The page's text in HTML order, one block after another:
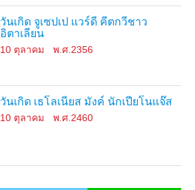
วันเกิด จูเซปเป แวร์ดี คีตกวีชาว
อิตาเลียน
10 ตุลาคม พ.ศ.2356
วันเกิด เธโลเนียส มังค์ นักเปียโนแจ๊ส
10 ตุลาคม พ.ศ.2460